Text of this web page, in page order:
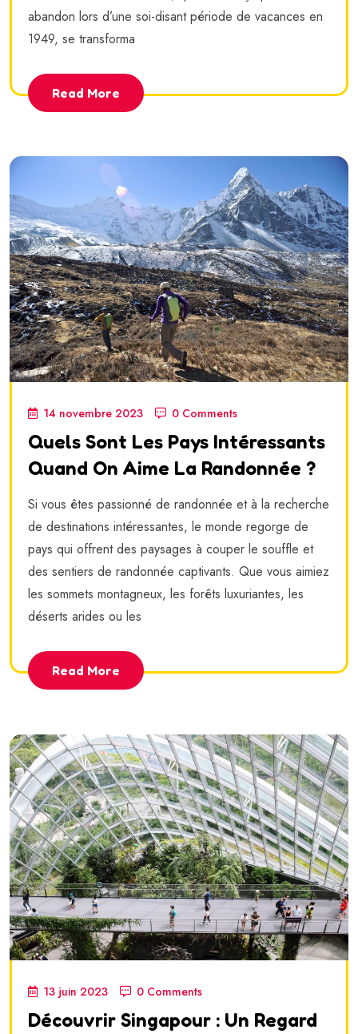
abandon lors d’une soi-disant période de vacances en
1949, se transforma
Read More
14 novembre 2023 0 Comments
Quels Sont Les Pays Intéressants
Quand On Aime La Randonnée ?
Si vous êtes passionné de randonnée et à la recherche
de destinations intéressantes, le monde regorge de
pays qui offrent des paysages à couper le souffle et
des sentiers de randonnée captivants. Que vous aimiez
les sommets montagneux, les forêts luxuriantes, les
déserts arides ou les
Read More
13 juin 2023 0 Comments
Découvrir Singapour : Un Regard